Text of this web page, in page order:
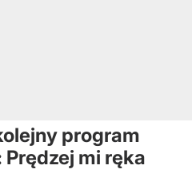
program
mi ręka